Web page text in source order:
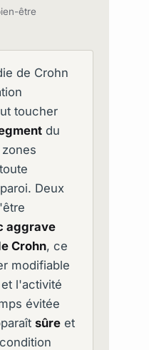
être
de Crohn
toucher
du
Deux
aggrave
Crohn, ce
modifiable
l'activité
évitée
sûreet